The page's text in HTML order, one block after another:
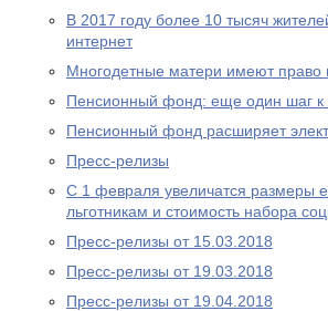
В 2017 году более 10 тысяч
интернет
Многодетные матери имеют право
Пенсионный фонд: еще один шаг к
Пенсионный фонд расширяет
Пресс-релизы
С 1 февраля увеличатся размеры
льготникам и стоимость набора
Пресс-релизы от 15.03.2018
Пресс-релизы от 19.03.2018
Пресс-релизы от 19.04.2018